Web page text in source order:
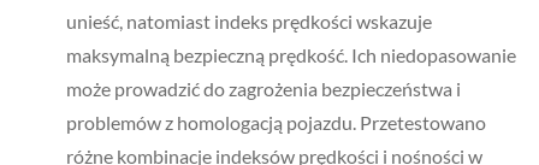
unieść, natomiast indeks prędkości wskazuje
maksymalną bezpieczną prędkość. Ich niedopasowanie
może prowadzić do zagrożenia bezpieczeństwa i
problemów z homologacją pojazdu. Przetestowano
różne kombinacje indeksów prędkości i nośności w